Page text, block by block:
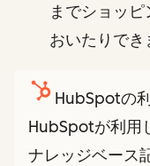
までショッ
おいたりでき
HubSpotの
HubSpotが利用
ナレッジベース